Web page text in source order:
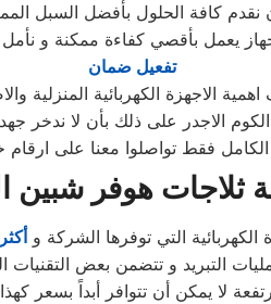
كافة الحلول بأفضل السبل
جهاز يعمل بأقصي كفاءة ممكنة و
تفعيل ضمان
الاجهزة الكهربائية المنزلية
الاجدر على ذلك بأن لا ندخر
الكامل فقط تواصلوا معنا على
ثلاجات هوفر شبين
التي توفرها الشركة و
لا يمكن أن تتوافر أبداً بسعر